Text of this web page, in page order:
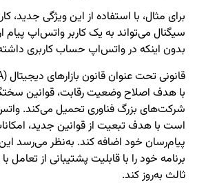
برای مثال، با استفاده از این ویژگی جدید،
سیگنال می‌تواند به یک کاربر واتس‌اپ پیام
بدون اینکه در واتس‌اپ حساب کاربری
با هدف اصلاح وضعیت رقابت، قوانین
شرکت‌های بزرگ فناوری تحمیل می‌کند.
است با هدف تبعیت از قوانین جدید،
پیام‌رسان خود اضافه کند. به‌نظر می‌رسد
برنامه خود را با قابلیت پشتیبانی از
ثالث به‌روز کند.